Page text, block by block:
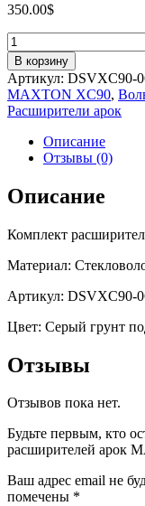
350.00$
Количество
товара
Комплект
расширителей
арок
MAXTON
XC90
В корзину
Артикул: DSVXC90-
MAXTON XC90,
Расширители арок
Описание
Отзывы (0)
Описание
Комплект
Материал:
Артикул: DSVXC90-
Цвет: Серый грунт
Отзывы
Отзывов пока нет.
Будьте первым, кто
расширителей арок
Ваш адрес email не
помечены *